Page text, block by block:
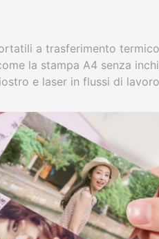
a trasferimento
la stampa A4 senza
e laser in flussi di